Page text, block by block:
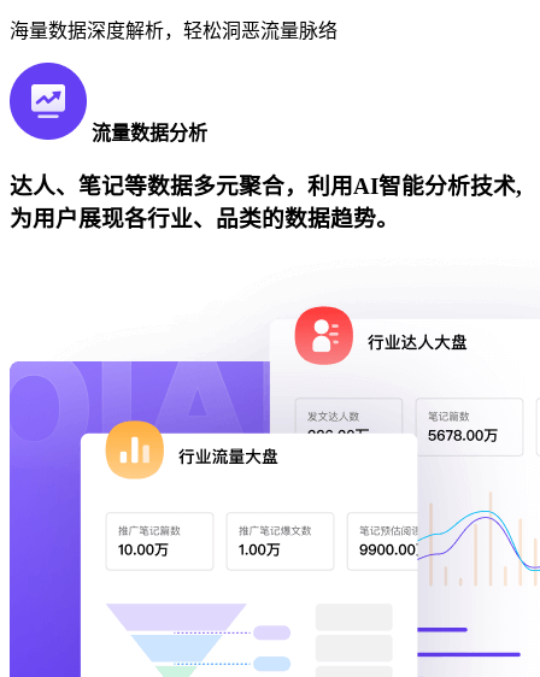
海量数据深度解析，轻松洞恶流量脉络
流量数据分析
达人、笔记等数据多元聚合，利用AI智能分析技术,
为用户展现各行业、品类的数据趋势。